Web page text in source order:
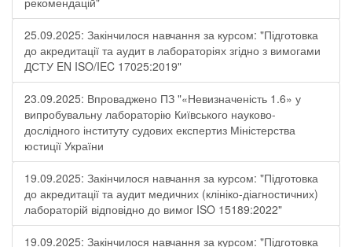
25.09.2025: Закінчилося навчання за курсом: "Підготовка
до акредитації та аудит в лабораторіях згідно з вимогами
ДСТУ EN ISO/IEC 17025:2019"
23.09.2025: Впроваджено ПЗ "«Невизначеність 1.6» у
випробувальну лабораторію Київського науково-
дослідного інституту судових експертиз Міністерства
юстиції України
19.09.2025: Закінчилося навчання за курсом: "Підготовка
до акредитації та аудит медичних (клініко-діагностичних)
лабораторій відповідно до вимог ISO 15189:2022"
19.09.2025: Закінчилося навчання за курсом: "Підготовка